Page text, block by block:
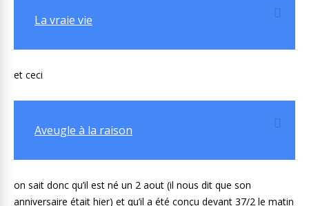
La vraie vie
et ceci
Aveugle à la raison
on sait donc qu’il est né un 2 aout (il nous dit que son
anniversaire était hier) et qu’il a été conçu devant 37/2 le matin